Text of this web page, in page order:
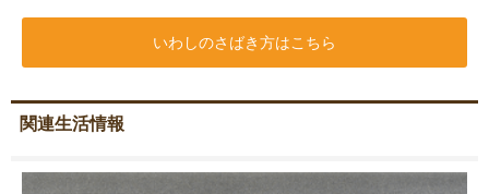
いわしのさばき方はこちら
関連生活情報